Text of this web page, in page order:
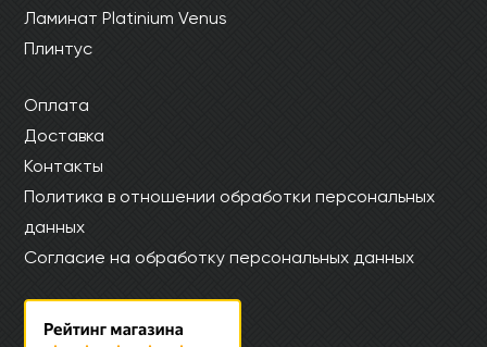
Ламинат Platinium Venus
Плинтус
Оплата
Доставка
Контакты
Политика в отношении обработки персональных
данных
Согласие на обработку персональных данных